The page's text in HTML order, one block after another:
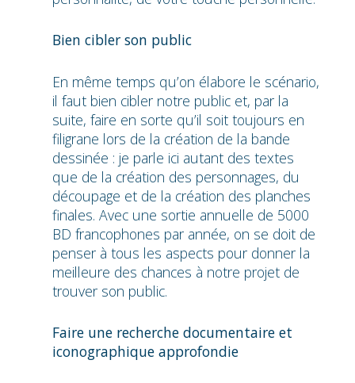
Bien cibler son public
En même temps qu’on élabore le scénario,
il faut bien cibler notre public et, par la
suite, faire en sorte qu’il soit toujours en
filigrane lors de la création de la bande
dessinée : je parle ici autant des textes
que de la création des personnages, du
découpage et de la création des planches
finales. Avec une sortie annuelle de 5000
BD francophones par année, on se doit de
penser à tous les aspects pour donner la
meilleure des chances à notre projet de
trouver son public.
Faire une recherche documentaire et
iconographique approfondie